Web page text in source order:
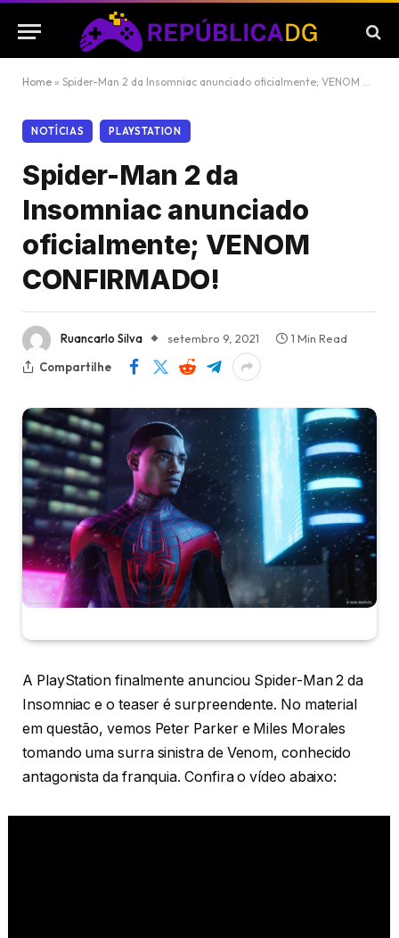
Home » Spider-Man 2 da Insomniac anunciado oficialmente; VENOM CONFIRMADO!
NOTÍCIAS PLAYSTATION
Spider-Man 2 da
Insomniac anunciado
oficialmente; VENOM
CONFIRMADO!
Ruancarlo Silva setembro 9, 2021
1 Min Read
Compartilhe
A PlayStation finalmente anunciou Spider-Man 2 da
Insomniac e o teaser é surpreendente. No material
em questão, vemos Peter Parker e Miles Morales
tomando uma surra sinistra de Venom, conhecido
antagonista da franquia. Confira o vídeo abaixo: